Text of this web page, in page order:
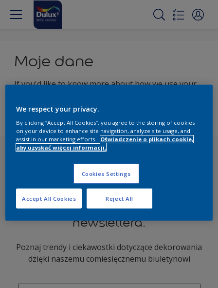
Moje dane
If you'd like to know more about how we use your
statement/a>
Dołącz do odbiorców naszego
newslettera.
Poznaj trendy i ciekawostki dotyczące dekorowania
dzięki naszemu comiesięcznemu biuletynowi
We respect your privacy.
By clicking “Accept All Cookies”, you agree to the storing of cookies
on your device to enhance site navigation, analyze site usage, and
assist in our marketing efforts.
Oświadczenie o plikach cookie,
aby uzyskać więcej informacji.
Cookies Settings
Reject All
Accept All Cookies